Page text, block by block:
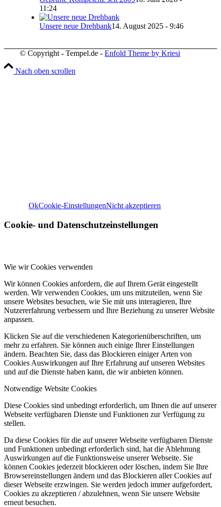
11:24
Unsere neue Drehbank14. August 2025 - 9:46
© Copyright - Tempel.de -Enfold Theme by Kriesi
Nach oben scrollen
OkCookie-EinstellungenNicht akzeptieren
Cookie- und Datenschutzeinstellungen
Wie wir Cookies verwenden
Wir können Cookies anfordern, die auf Ihrem Gerät eingestellt
werden. Wir verwenden Cookies, um uns mitzuteilen, wenn Sie
unsere Websites besuchen, wie Sie mit uns interagieren, Ihre
Nutzererfahrung verbessern und Ihre Beziehung zu unserer Website
anpassen.
Klicken Sie auf die verschiedenen Kategorienüberschriften, um
mehr zu erfahren. Sie können auch einige Ihrer Einstellungen
ändern. Beachten Sie, dass das Blockieren einiger Arten von
Cookies Auswirkungen auf Ihre Erfahrung auf unseren Websites
und auf die Dienste haben kann, die wir anbieten können.
Notwendige Website Cookies
Diese Cookies sind unbedingt erforderlich, um Ihnen die auf unserer
Webseite verfügbaren Dienste und Funktionen zur Verfügung zu
stellen.
Da diese Cookies für die auf unserer Webseite verfügbaren Dienste
und Funktionen unbedingt erforderlich sind, hat die Ablehnung
Auswirkungen auf die Funktionsweise unserer Webseite. Sie
können Cookies jederzeit blockieren oder löschen, indem Sie Ihre
Browsereinstellungen ändern und das Blockieren aller Cookies auf
dieser Webseite erzwingen. Sie werden jedoch immer aufgefordert,
Cookies zu akzeptieren / abzulehnen, wenn Sie unsere Website
erneut besuchen.